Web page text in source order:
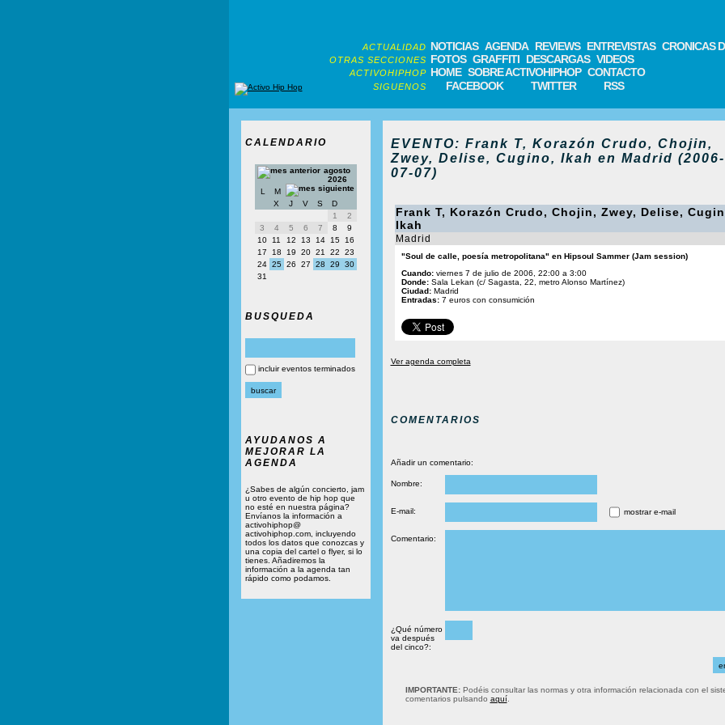
ACTUALIDAD NOTICIAS AGENDA REVIEWS ENTREVISTAS CRONICAS
OTRAS SECCIONES FOTOS GRAFFITI DESCARGAS VIDEOS
ACTIVOHIPHOP HOME SOBRE ACTIVOHIPHOP CONTACTO
SIGUENOS FACEBOOK TWITTER RSS
CALENDARIO
agosto
2026
L
M
X
J V S
D
1
2
3
4 5 6 7 8
9
10
11 12 13 14 15
16
17
18 19 20 21 22
23
24 25 26 27 28 29
30
31
BUSQUEDA
incluir eventos terminados
AYUDANOS A
MEJORAR LA
AGENDA
¿Sabes de algún concierto, jam
u otro evento de hip hop que
no esté en nuestra página?
Envíanos la información a
activohiphop@
activohiphop.com, incluyendo
todos los datos que conozcas y
una copia del cartel o flyer, si lo
tienes. Añadiremos la
información a la agenda tan
rápido como podamos.
EVENTO: Frank T, Korazón Crudo, Chojin,
Zwey, Delise, Cugino, Ikah en Madrid (2006-
07-07)
Frank T, Korazón Crudo, Chojin, Zwey, Delise,
Ikah
Madrid
"Soul de calle, poesía metropolitana" en Hipsoul Sammer (Jam session)
Cuando:viernes 7 de julio de 2006, 22:00 a 3:00
Donde:Sala Lekan (c/ Sagasta, 22, metro Alonso Martínez)
Ciudad:Madrid
Entradas: 7 euros con consumición
Ver agenda completa
COMENTARIOS
Añadir un comentario:
Nombre:
E-mail: mostrar e-mail
Comentario:
¿Qué número
va después
del cinco?:
IMPORTANTE:Podéis consultar las normas y otra información relacionada con el
comentarios pulsando aquí.